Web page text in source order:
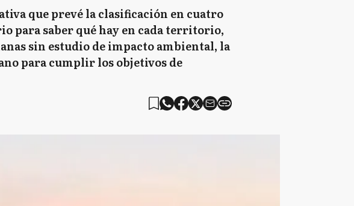
que prevé la clasificación en cuatro
para saber qué hay en cada territorio,
sin estudio de impacto ambiental, la
para cumplir los objetivos de